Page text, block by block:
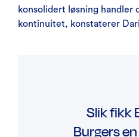
konsolidert løsning handler
kontinuitet, konstaterer
Slik fikk
Burgers